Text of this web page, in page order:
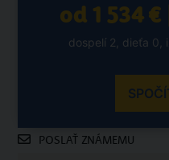
od 1 534
dospelí 2, dieťa 0,
POSLAŤ ZNÁMEMU